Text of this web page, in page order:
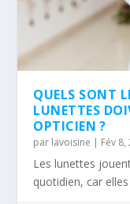
QUELS SONT
LUNETTES
OPTICIEN ?
par lavoisine | Fév 8,
Les lunettes
quotidien, car